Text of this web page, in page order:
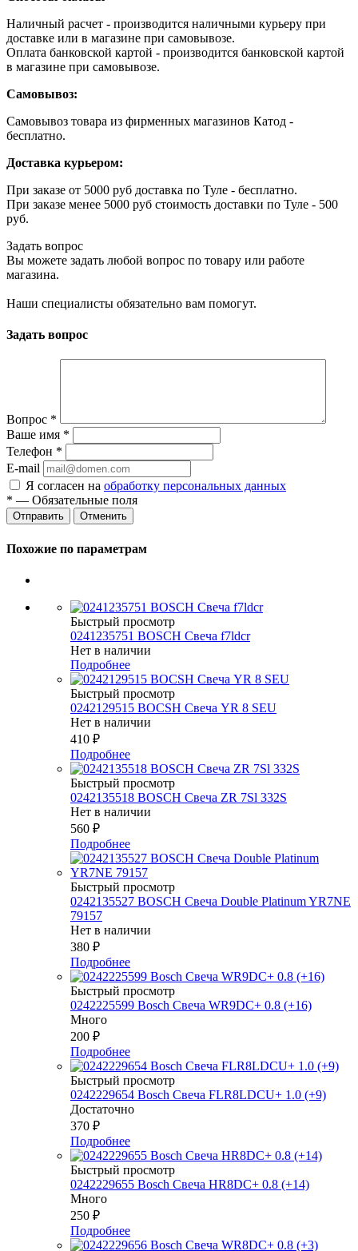
Наличный расчет - производится наличными курьеру при
доставке или в магазине при самовывозе.
Оплата банковской картой - производится банковской картой
в магазине при самовывозе.
Самовывоз:
Самовывоз товара из фирменных магазинов Катод -
бесплатно.
Доставка курьером:
При заказе от 5000 руб доставка по Туле - бесплатно.
При заказе менее 5000 руб стоимость доставки по Туле - 500
руб.
Задать вопрос
Вы можете задать любой вопрос по товару или работе
магазина.
Наши специалисты обязательно вам помогут.
Задать вопрос
Вопрос *
Ваше имя *
Телефон *
E-mail
Я согласен на обработку персональных данных
* — Обязательные поля
Отменить
Похожие по параметрам
Быстрый просмотр
0241235751 BOSCH Свеча f7ldcr
Нет в наличии
Подробнее
Быстрый просмотр
0242129515 BOCSH Свеча YR 8 SEU
Нет в наличии
410 ₽
Подробнее
Быстрый просмотр
0242135518 BOSCH Свеча ZR 7Sl 332S
Нет в наличии
560 ₽
Подробнее
Быстрый просмотр
0242135527 BOSСH Свеча Double Platinum YR7NE
79157
Нет в наличии
380 ₽
Подробнее
Быстрый просмотр
0242225599 Bosch Свеча WR9DC+ 0.8 (+16)
Много
200 ₽
Подробнее
Быстрый просмотр
0242229654 Bosch Свеча FLR8LDCU+ 1.0 (+9)
Достаточно
370 ₽
Подробнее
Быстрый просмотр
0242229655 Bosch Свеча HR8DC+ 0.8 (+14)
Много
250 ₽
Подробнее